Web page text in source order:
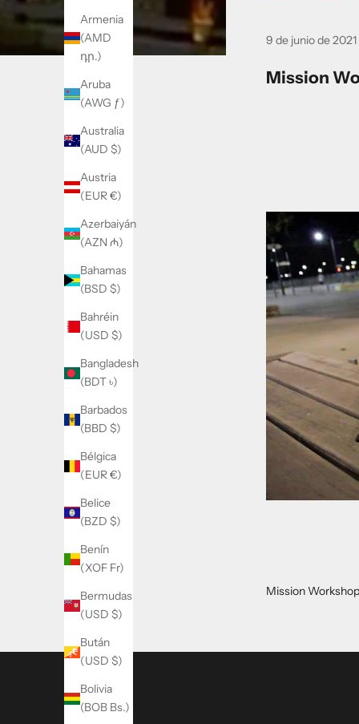
Armenia
(AMD
դր.)
Aruba
(AWG ƒ)
Australia
(AUD $)
Austria
(EUR €)
Azerbaiyán
(AZN ₼)
Bahamas
(BSD $)
Bahréin
(USD $)
Bangladesh
(BDT ৳)
Barbados
(BBD $)
Bélgica
(EUR €)
Belice
(BZD $)
Benín
(XOF Fr)
Bermudas
(USD $)
Bután
(USD $)
Bolivia
(BOB Bs.)
9 de junio de 2021
Mission
Mission